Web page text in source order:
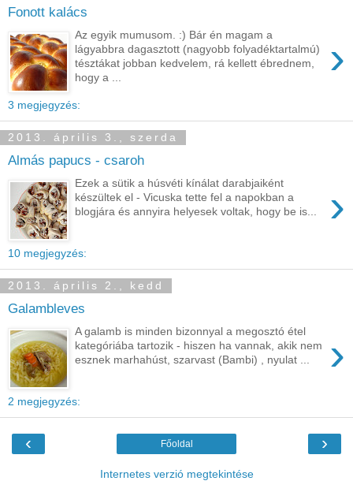
Fonott kalács
›
Az egyik mumusom. :) Bár én magam a
lágyabbra dagasztott (nagyobb folyadéktartalmú)
tésztákat jobban kedvelem, rá kellett ébrednem,
hogy a ...
3 megjegyzés:
2013. április 3., szerda
Almás papucs - csaroh
›
Ezek a sütik a húsvéti kínálat darabjaiként
készültek el - Vicuska tette fel a napokban a
blogjára és annyira helyesek voltak, hogy be is...
10 megjegyzés:
2013. április 2., kedd
Galambleves
›
A galamb is minden bizonnyal a megosztó étel
kategóriába tartozik - hiszen ha vannak, akik nem
esznek marhahúst, szarvast (Bambi) , nyulat ...
2 megjegyzés:
‹ ›
Főoldal
Internetes verzió megtekintése